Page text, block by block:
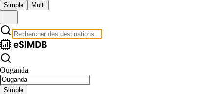
Simple Multi
Ouganda
Simple